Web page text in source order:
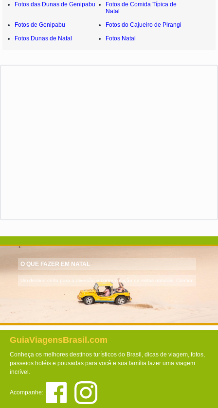
Fotos das Dunas de Genipabu
Fotos de Comida Típica de
Natal
Fotos de Genipabu
Fotos do Cajueiro de Pirangi
Fotos Dunas de Natal
Fotos Natal
O QUE FAZER EM NATAL
Um destino certo para a diversão e contemplação de vistas naturais. Confira!
GuiaViagensBrasil.com
Conheça os melhores destinos turísticos do Brasil, dicas de viagem, fotos,
passeios hotéis e pousadas para você e sua família fazer uma viagem
incrível.
Acompanhe: